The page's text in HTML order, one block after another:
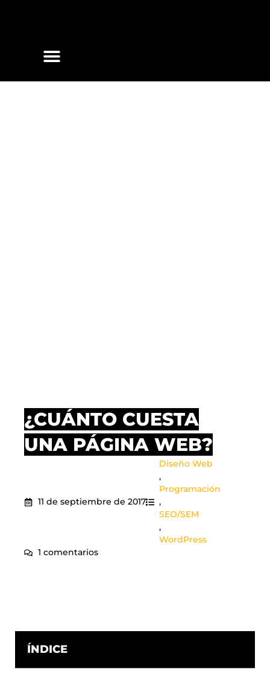
¿CUÁNTO CUESTA
UNA PÁGINA WEB?
11 de septiembre de 2017
Diseño Web
,
Programación
,
SEO/SEM
,
WordPress
1 comentarios
ÍNDICE